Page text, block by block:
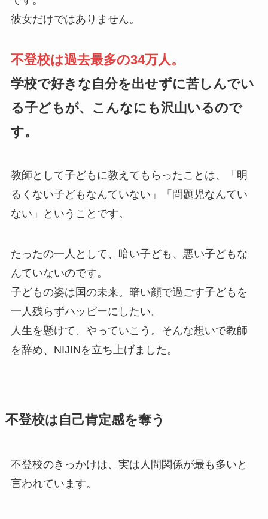
彼女だけではありません。
不登校は過去最多の34万人。
学校で好きな自分を出せずに苦しんでい
る子どもが、こんなにも沢山いるので
す。
教師として子どもに教えてもらったことは、「明
るくない子どもなんていない」「問題児なんてい
ない」ということです。
​たったの一人として、暗い子ども、悪い子どもな
んていないのです。
子どもの姿は国の未来。暗い顔で過ごす子どもを
一人残らずハッピーにしたい。
人生を懸けて、やっていこう。そんな想いで教師
を辞め、NIJINを立ち上げました。
不登校は自己肯定感を奪う
不登校のきっかけは、実は人間関係が最も多いと
言われています。